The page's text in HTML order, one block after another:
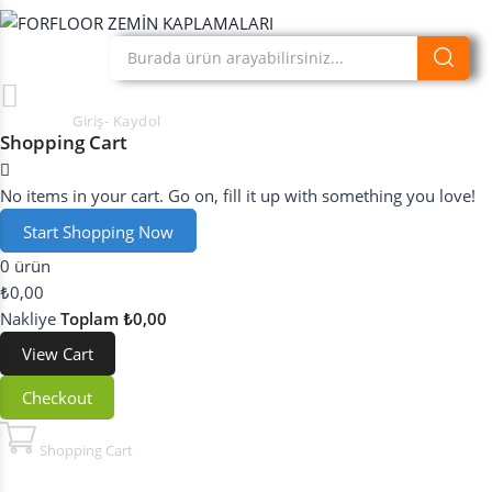
Giriş- Kaydol
Shopping Cart
No items in your cart. Go on, fill it up with something you love!
Start Shopping Now
0 ürün
₺0,00
Nakliye Toplam ₺0,00
View Cart
Checkout
Shopping Cart